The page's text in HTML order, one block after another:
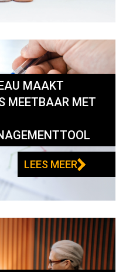
MAAKT
MEETBAAR MET
LEES MEER